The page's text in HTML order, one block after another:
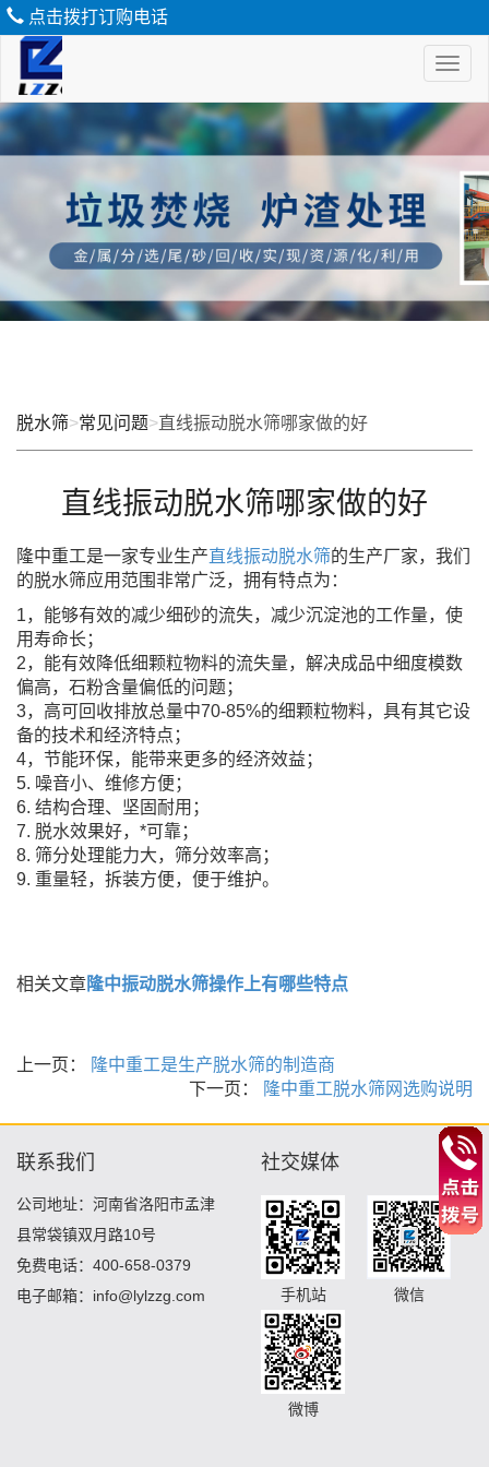
点击拨打订购电话
脱
水
脱水筛>常见问题>直线振动脱水筛哪家做的好
直线振动脱水筛哪家做的好
隆中重工是一家专业生产直线振动脱水筛的生产厂家，我们
的脱水筛应用 范围非常广泛，拥有特点为：
1，能够有效的减少细砂的流失，减少沉淀池的工作量，使
用寿命长；
2，能有效降低细颗粒物料的流失量，解决成品中细度模数
偏高，石粉含量偏低的问题；
3，高可回收排放总量中70-85%的细颗粒物料，具有其它设
备的技术和经济特点；
4，节能环保，能带来更多的经济效益；
5. 噪音小、维修方便；
6. 结构合理、坚固耐用；
7. 脱水效果好，*可靠；
8. 筛分处理能力大，筛分效率高；
9. 重量轻，拆装方便，便于维护。
相关文章隆中振动脱水筛操作上有哪些特点
上一页：
隆中重工是生产脱水筛的制造商
下一页：
隆中重工脱水筛网选购说明
联系我们
公司地址：河南省洛阳市孟津
县常袋镇双月路10号
免费电话：400-658-0379
电子邮箱：info@lylzzg.com
社交媒体
手机站 微信
微博